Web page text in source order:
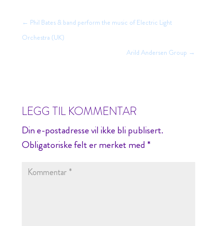
← Phil Bates & band perform the music of Electric Light
Orchestra (UK)
Arild Andersen Group →
LEGG TIL KOMMENTAR
Din e-postadresse vil ikke bli publisert.
Obligatoriske felt er merket med*